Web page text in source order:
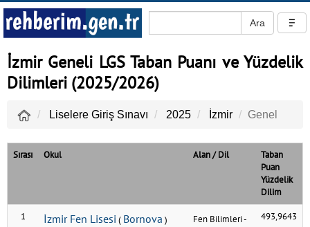
İzmir Geneli LGS Taban Puanı ve Yüzdelik
Dilimleri (2025/2026)
Liselere Giriş Sınavı 2025 İzmir Genel
Sırası Okul Alan / Dil
Taban
Puan
Yüzdelik
Dilim
1 İzmir Fen Lisesi ( Bornova ) Fen Bilimleri-
493,9643